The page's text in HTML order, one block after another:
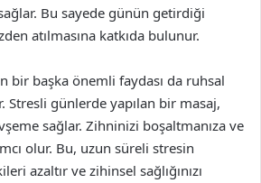
Bu sayede günün getirdiği
atılmasına katkıda bulunur.
bir başka önemli faydası da ruhsal
Stresli günlerde yapılan bir masaj,
sağlar. Zihninizi boşaltmanıza ve
olur. Bu, uzun süreli stresin
azaltır ve zihinsel sağlığınızı